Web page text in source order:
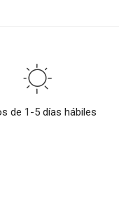
de 1-5 días hábiles